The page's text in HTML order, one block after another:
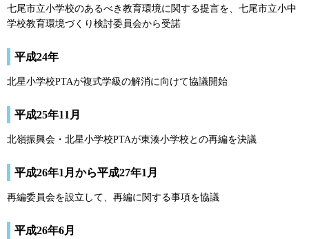
七尾市立小学校のあるべき教育環境に関する提言を、七尾市立小中
学校教育環境づくり検討委員会から受諾
平成24年
北星小学校PTAが複式学級の解消に向けて協議開始
平成25年11月
北嶺振興会・北星小学校PTAが東湊小学校との再編を決議
平成26年1月から平成27年1月
再編委員会を設立して、再編に関する事項を協議
平成26年6月